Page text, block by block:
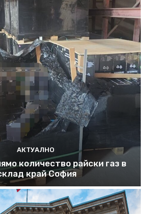
АКТУАЛНО
количество райски газ в
край София